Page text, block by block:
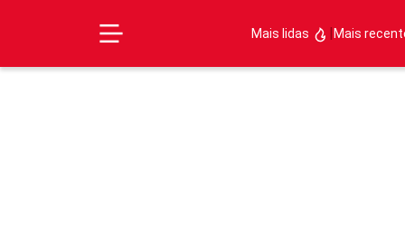
Mais lidas |Mais